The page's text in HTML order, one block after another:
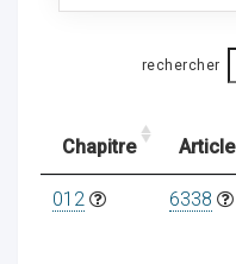
rechercher
Chapitre Article
012 6338